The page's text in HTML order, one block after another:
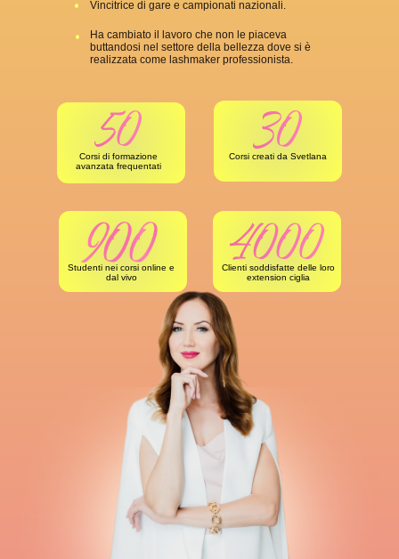
Vincitrice di gare e campionati nazionali.
Ha cambiato il lavoro che non le piaceva
buttandosi nel settore della bellezza dove si è
realizzata come lashmaker professionista.
Corsi di formazione
avanzata frequentati
Corsi creati da Svetlana
Studenti nei corsi online e
dal vivo
Clienti soddisfatte delle loro
extension ciglia